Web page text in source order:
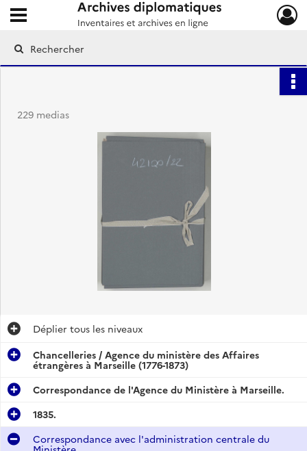
Archives diplomatiques
Ouvrir le menu déroulant
229 medias
Déplier tous les niveaux
Chancelleries / Agence du ministère des Affaires
étrangères à Marseille (1776-1873)
Correspondance de l'Agence du Ministère à Marseille.
1835.
Correspondance avec l'administration centrale du